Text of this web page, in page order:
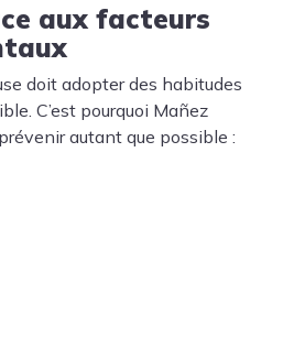
aux facteurs
doit adopter des habitudes
C’est pourquoi Mañez
autant que possible :